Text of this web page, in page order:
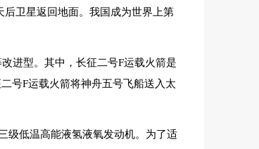
卫星返回地面。我国成为世界上第
进型。其中，长征二号F运载火箭是
号F运载火箭将神舟五号飞船送入太
级低温高能液氢液氧发动机。为了适